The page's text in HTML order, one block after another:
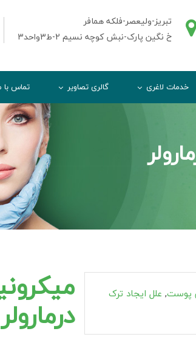
تبریز-ولیعصر-فلکه همافر
خ نگین پارک-نبش کوچه نسیم 2-ط3واحد3
خدمات لاغری گالری تصاویر تماس با
پوست, علل ایجاد ترک
درمارولر